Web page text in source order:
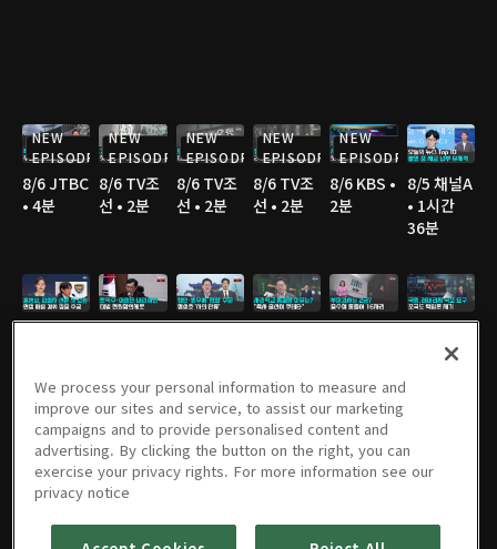
NEW
EPISODE
8/6 JTBC
• 4분
NEW
EPISODE
8/6 TV조
선 • 2분
NEW
EPISODE
8/6 TV조
선 • 2분
NEW
EPISODE
8/6 TV조
선 • 2분
NEW
EPISODE
8/6 KBS •
2분
8/5 채널A
• 1시간
36분
선 • 3분
8/5 TV조
선 • 3분
8/5 MBC
• 3분
8/5 YTN •
3분
8/5 YTN •
3분
8/4 채널A
• 1시간
8/4 JTBC
• 2분
We process your personal information to measure and
improve our sites and service, to assist our marketing
campaigns and to provide personalised content and
advertising. By clicking the button on the right, you can
exercise your privacy rights. For more information see our
privacy notice